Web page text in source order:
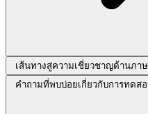
เส้นทางสู่ความเชี่ยวชาญด้านภา
คำถามที่พบบ่อยเกี่ยวกับการทดสอ